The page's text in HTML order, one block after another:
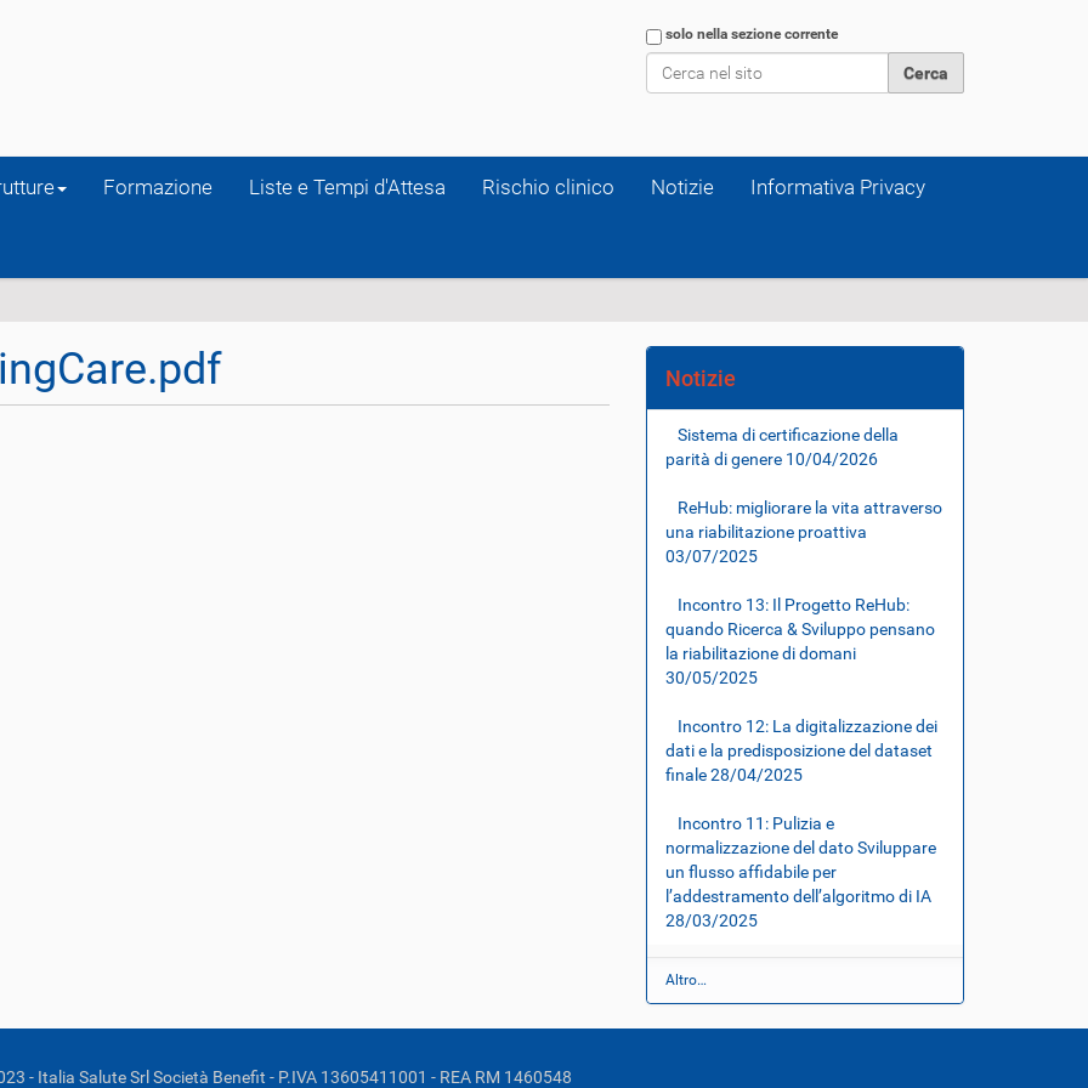
Cerca nel sito
solo nella sezione corrente
Formazione Liste e Tempi d'Attesa Rischio clinico Notizie Informativa Privacy
Notizie
Sistema di certificazione della
parità di genere 10/04/2026
ReHub: migliorare la vita attraverso
una riabilitazione proattiva
03/07/2025
Incontro 13: Il Progetto ReHub:
quando Ricerca & Sviluppo pensano
la riabilitazione di domani
30/05/2025
Incontro 12: La digitalizzazione dei
dati e la predisposizione del dataset
finale28/04/2025
Incontro 11: Pulizia e
normalizzazione del dato Sviluppare
un flusso affidabile per
l’addestramento dell’algoritmo di IA
28/03/2025
N
o
Altro…
- Italia Salute Srl Società Benefit - P.IVA 13605411001 - REA RM 1460548